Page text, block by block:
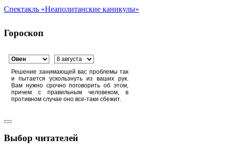
Спектакль «Неаполитанские каникулы»
Гороскоп
Решение занимающей вас проблемы так
и пытается ускользнуть из ваших рук.
Вам нужно срочно поговорить об этом,
причем с правильным человеком, в
противном случае оно все-таки сбежит.
Выбор читателей